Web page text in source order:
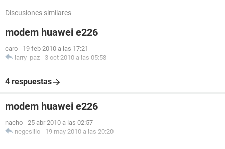
Discusiones similares
modem huawei e226
caro - 19 feb 2010 a las 17:21
larry_paz - 3 oct 2010 a las 05:58
4 respuestas
modem huawei e226
nacho - 25 abr 2010 a las 02:57
negesillo - 19 may 2010 a las 20:20